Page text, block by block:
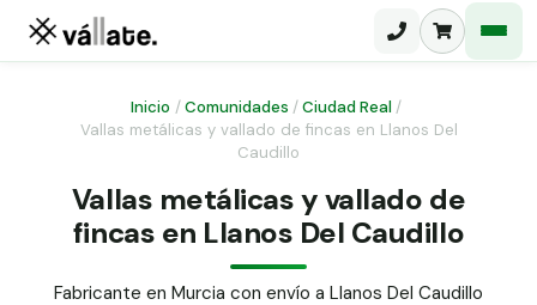
Malla electrosoldada
Malla ganadera
Malla triple torsión
Puerta abatible dos hojas
Puerta acceso peatonal
Inicio /Comunidades /Ciudad Real /
Vallas metálicas y vallado de fincas en Llanos Del
Caudillo
Vallas metálicas y vallado de
fincas en Llanos Del Caudillo
Fabricante en Murcia con envío a Llanos Del Caudillo